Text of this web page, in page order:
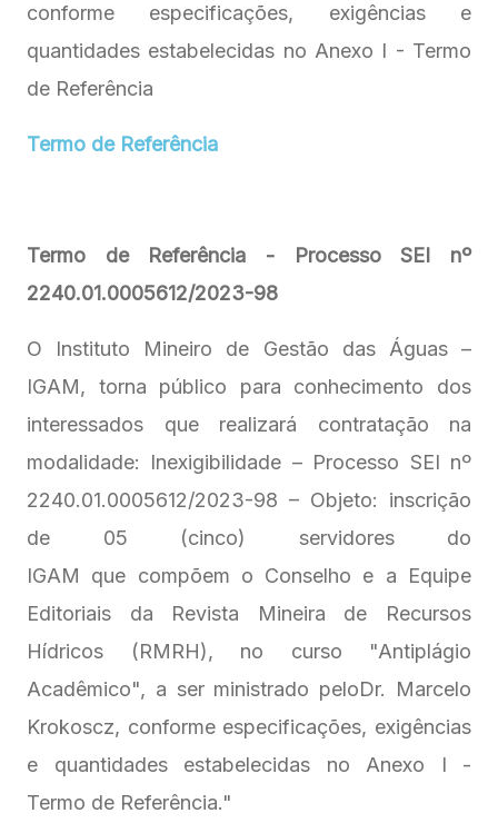
conforme especificações, exigências e
quantidades estabelecidas no Anexo I - Termo
de Referência
Termo de Referência
Termo de Referência - Processo SEI nº
2240.01.0005612/2023-98
O Instituto Mineiro de Gestão das Águas –
IGAM, torna público para conhecimento dos
interessados que realizará contratação na
modalidade: Inexigibilidade – Processo SEI nº
2240.01.0005612/2023-98 – Objeto: inscrição
de 05 (cinco) servidores do
IGAM que compõem o Conselho e a Equipe
Editoriais da Revista Mineira de Recursos
Hídricos (RMRH), no curso "Antiplágio
Acadêmico", a ser ministrado peloDr. Marcelo
Krokoscz, conforme especificações, exigências
e quantidades estabelecidas no Anexo I -
Termo de Referência."